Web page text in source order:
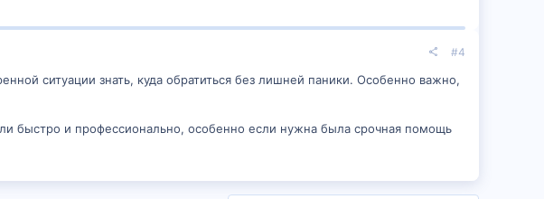
#4
ситуации знать, куда обратиться без лишней паники. Особенно важно,
быстро и профессионально, особенно если нужна была срочная помощь